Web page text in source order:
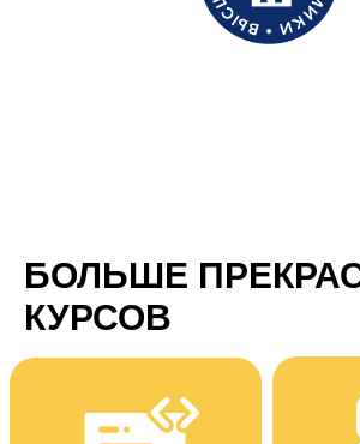
БОЛЬШЕ
КУРСОВ